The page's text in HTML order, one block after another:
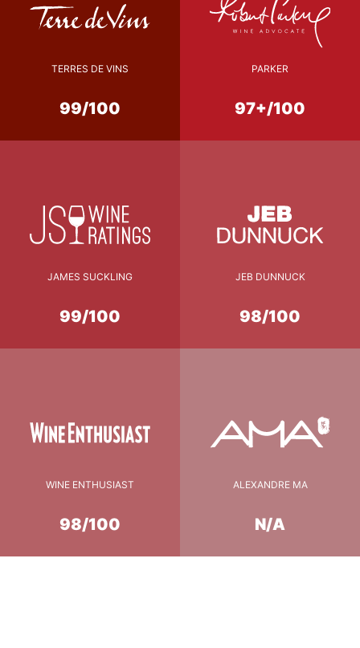
TERRES DE VINS
99/100
PARKER
97+/100
JAMES SUCKLING
99/100
JEB DUNNUCK
98/100
WINE ENTHUSIAST
98/100
ALEXANDRE MA
N/A